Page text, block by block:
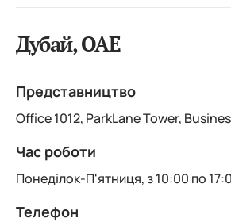
Дубай, ОАЕ
Представництво
Office 1012, ParkLane Tower,
Час роботи
Понеділок-П'ятниця, з 10:00 по
Телефон